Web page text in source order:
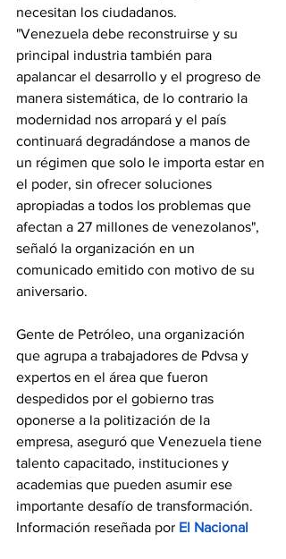
necesitan los ciudadanos.
"Venezuela debe reconstruirse y su
principal industria también para
apalancar el desarrollo y el progreso de
manera sistemática, de lo contrario la
modernidad nos arropará y el país
continuará degradándose a manos de
un régimen que solo le importa estar en
el poder, sin ofrecer soluciones
apropiadas a todos los problemas que
afectan a 27 millones de venezolanos",
señaló la organización en un
comunicado emitido con motivo de su
aniversario.
Gente de Petróleo, una organización
que agrupa a trabajadores de Pdvsa y
expertos en el área que fueron
despedidos por el gobierno tras
oponerse a la politización de la
empresa, aseguró que Venezuela tiene
talento capacitado, instituciones y
academias que pueden asumir ese
importante desafío de transformación.
Información reseñada por El Nacional